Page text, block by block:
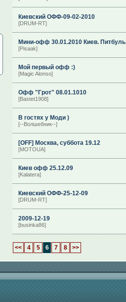
Киевский ОФФ-09-02-2010
[DRUM-RT]
Мини-офф 30.01.2010 Киев. Питбуль
[Pisaak]
Мой первый офф :)
[Magic Alonso]
Офф "Грот" 08.01.1010
[Bastet1908]
В гостях у Моди )
[--Волшебник--]
[OFF] Москва, суббота 19.12
[MOTOUA]
Киев офф 25.12.09
[Kalatera]
Киевский ОФФ-25-12-09
[DRUM-RT]
2009-12-19
[businka86]
<< 4 5 6 7 8 >>